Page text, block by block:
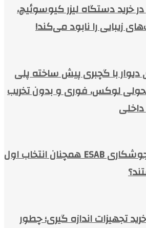
در خرید دستگاه لیزر کیوسوئیچ،
زیبایی را نابود می‌کند!
دیوار با گچبری پیش ساخته پلی
تحولی لوکس، فوری و بدون تخریب
چرا محصولات جوشکاری ESAB همچنان انتخاب اول
تجهیزات اندازه گیری؛ چطور